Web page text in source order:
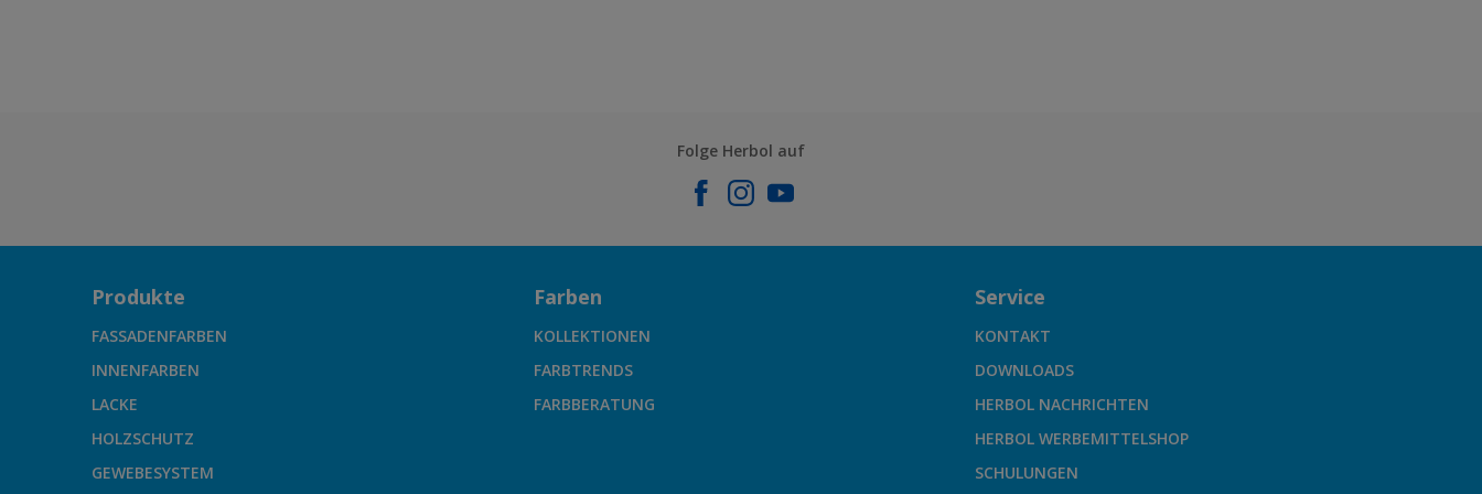
Folge Herbol auf
Produkte
FASSADENFARBEN
INNENFARBEN
LACKE
HOLZSCHUTZ
GEWEBESYSTEM
Farben
KOLLEKTIONEN
FARBTRENDS
FARBBERATUNG
Service
KONTAKT
DOWNLOADS
HERBOL NACHRICHTEN
HERBOL WERBEMITTELSHOP
SCHULUNGEN